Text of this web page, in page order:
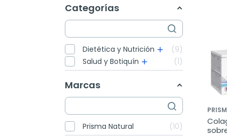
Categorías
Dietética y Nutrición
9
Salud y Botiquín
1
Marcas
Prisma Natural 10